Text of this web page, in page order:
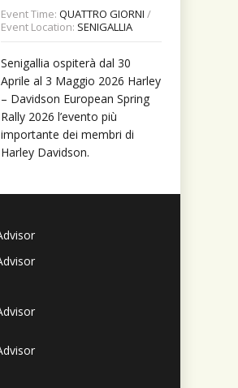
Event Time:QUATTRO GIORNI/
Event Location: SENIGALLIA
Senigallia ospiterà dal 30
Aprile al 3 Maggio 2026 Harley
– Davidson European Spring
Rally 2026 l’evento più
importante dei membri di
Harley Davidson.
Anche quest’anno Senigallia
ospiterà dal 31 Luglio al 9
Agosto 2026 il più grande
festival europeo di musica e
cultura dell’America anni ’40 e
’50